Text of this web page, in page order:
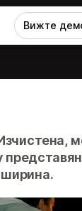
Вижте
ширина.